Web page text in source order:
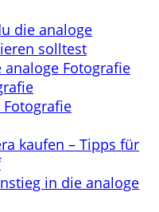
die analoge
solltest
Fotografie
kaufen – Tipps für
in die analoge